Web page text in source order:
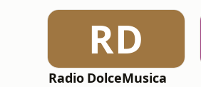
RD
Radio DolceMusica